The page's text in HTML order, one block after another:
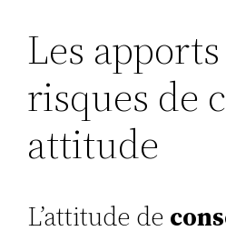
Les
risques de
attitude
L’attitude de